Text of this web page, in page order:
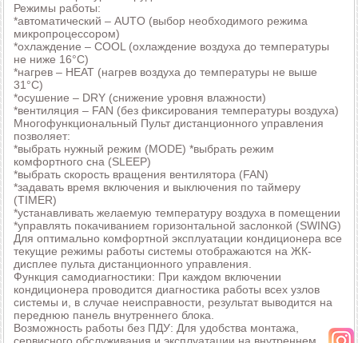
Режимы работы:
*автоматический – AUTO (выбор необходимого режима
микропроцессором)
*охлаждение – COOL (охлаждение воздуха до температуры
не ниже 16°С)
*нагрев – HEAT (нагрев воздуха до температуры не выше
31°С)
*осушение – DRY (снижение уровня влажности)
*вентиляция – FAN (без фиксирования температуры воздуха)
Многофункциональный Пульт дистанционного управления
позволяет:
*выбрать нужный режим (MODE) *выбрать режим
комфортного сна (SLEEP)
*выбрать скорость вращения вентилятора (FAN)
*задавать время включения и выключения по таймеру
(TIMER)
*устанавливать желаемую температуру воздуха в помещении
*управлять покачиванием горизонтальной заслонкой (SWING)
Для оптимально комфортной эксплуатации кондиционера все
текущие режимы работы системы отображаются на ЖК-
дисплее пульта дистанционного управления.
Функция самодиагностики: При каждом включении
кондиционера проводится диагностика работы всех узлов
системы и, в случае неисправности, результат выводится на
переднюю панель внутреннего блока.
Возможность работы без ПДУ: Для удобства монтажа,